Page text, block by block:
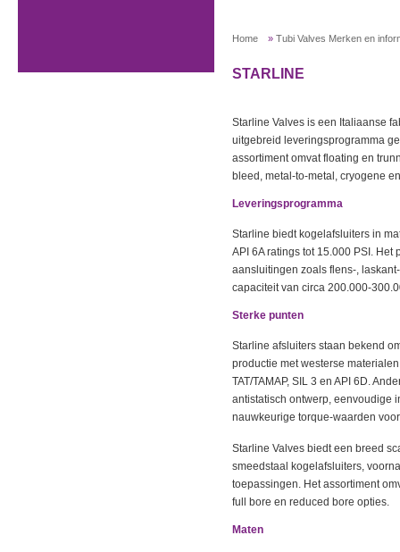
Home » Tubi Valves Merken en
STARLINE
Starline Valves is een Italiaanse
uitgebreid leveringsprogramma
assortiment omvat floating en
bleed, metal-to-metal, cryogene
Leveringsprogramma
Starline biedt kogelafsluiters in
API 6A ratings tot 15.000 PSI.
aansluitingen zoals flens-,
capaciteit van circa 200.000-
Sterke punten
Starline afsluiters staan bekend
productie met westerse
TAT/TAMAP, SIL 3 en API 6D.
antistatisch ontwerp, eenvoudige
nauwkeurige torque-waarden
Starline Valves biedt een breed
smeedstaal kogelafsluiters,
toepassingen. Het assortiment
full bore en reduced bore opties.
Maten